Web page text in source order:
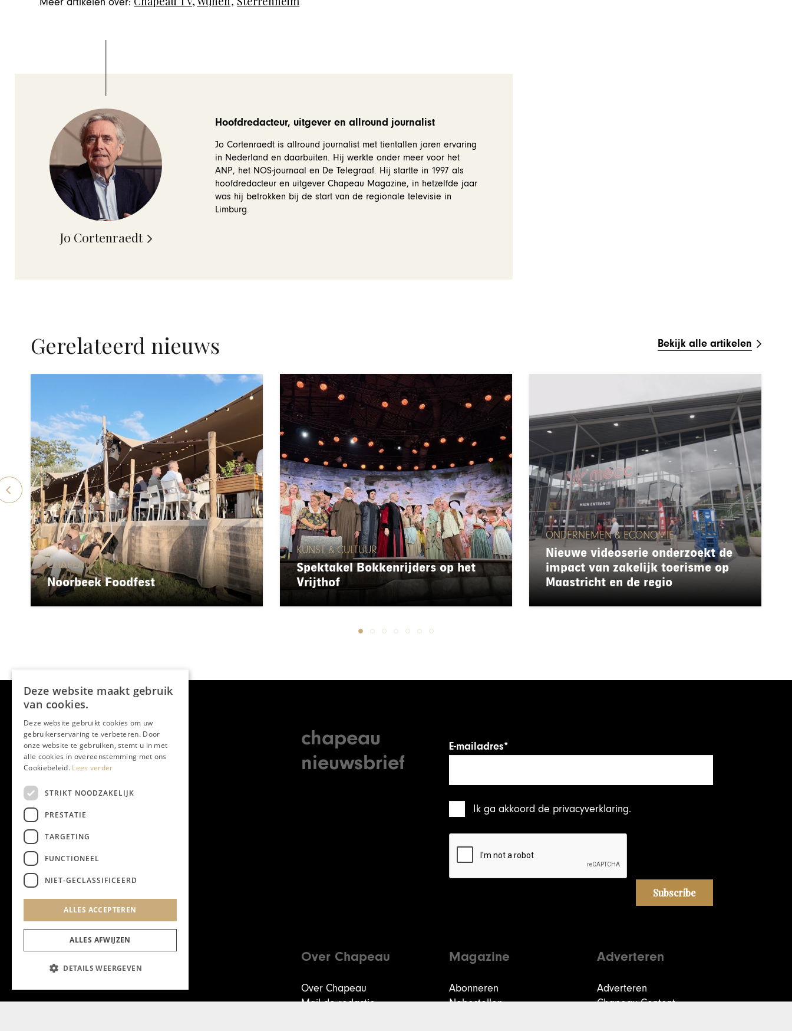
Jo Cortenraedt
Hoofdredacteur, uitgever en allround journalist
Jo Cortenraedt is allround journalist met tientallen jaren ervaring
in Nederland en daarbuiten. Hij werkte onder meer voor het
ANP, het NOS-journaal en De Telegraaf. Hij startte in 1997 als
hoofdredacteur en uitgever Chapeau Magazine, in hetzelfde jaar
was hij betrokken bij de start van de regionale televisie in
Limburg.
Gerelateerd nieuws Bekijk alle artikelen
CHAPEAU TV
Noorbeek Foodfest
KUNST & CULTUUR
Spektakel Bokkenrijders op het
Vrijthof
ONDERNEMEN & ECONOMIE
Nieuwe videoserie onderzoekt de
impact van zakelijk toerisme op
Maastricht en de regio
chapeau
nieuwsbrief
E-mailadres*
Ik ga akkoord de privacyverklaring.
Over Chapeau
Over Chapeau
Mail de redactie
Magazine
Abonneren
Nabestellen
Adverteren
Adverteren
Chapeau Content
Deze website maakt gebruik
van cookies.
Deze website gebruikt cookies om uw
gebruikerservaring te verbeteren. Door
onze website te gebruiken, stemt u in met
alle cookies in overeenstemming met ons
Cookiebeleid. Lees verder
STRIKT NOODZAKELIJK
PRESTATIE
TARGETING
FUNCTIONEEL
NIET-GECLASSIFICEERD
ALLES ACCEPTEREN
ALLES AFWIJZEN
DETAILS WEERGEVEN